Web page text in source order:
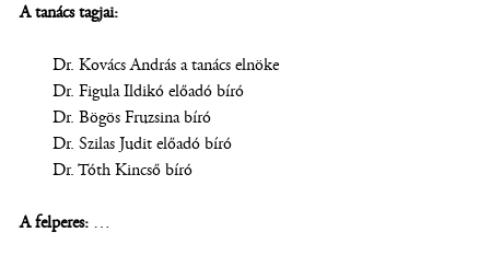
A tanács tagjai:
Dr. Kovács András a tanács elnöke
Dr. Figula Ildikó előadó bíró
Dr. Bögös Fruzsina bíró
Dr. Szilas Judit előadó bíró
Dr. Tóth Kincső bíró
A felperes: …